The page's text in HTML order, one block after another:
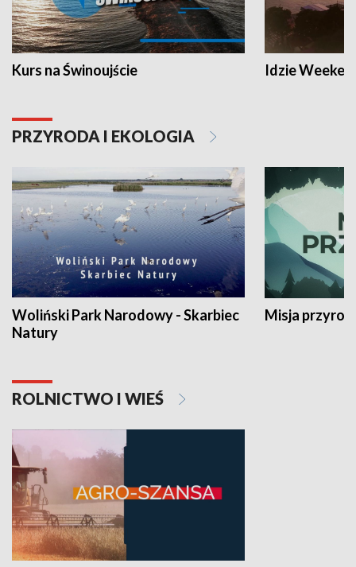
Kurs na Świnoujście Idzie
PRZYRODA I EKOLOGIA
Woliński Park Narodowy - Skarbiec
Natury
Misja
ROLNICTWO I WIEŚ